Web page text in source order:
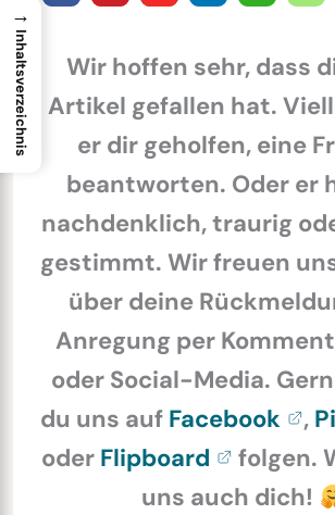
Wir hoffen sehr, dass
Artikel gefallen hat.
er dir geholfen, eine
beantworten. Oder er
nachdenklich, traurig
gestimmt. Wir freuen
über deine
Anregung per
oder Social-Media.
du uns auf Facebook ,
oder Flipboard
folgen.
uns auch dich!
→
Inhaltsverzeichnis